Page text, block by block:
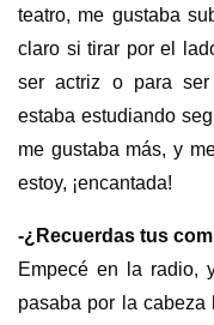
teatro, me gustaba
claro si tirar por el
ser actriz o para ser
estaba estudiando
me gustaba más, y
estoy, ¡encantada!
-¿Recuerdas tus
Empecé en la radio,
pasaba por la cabeza